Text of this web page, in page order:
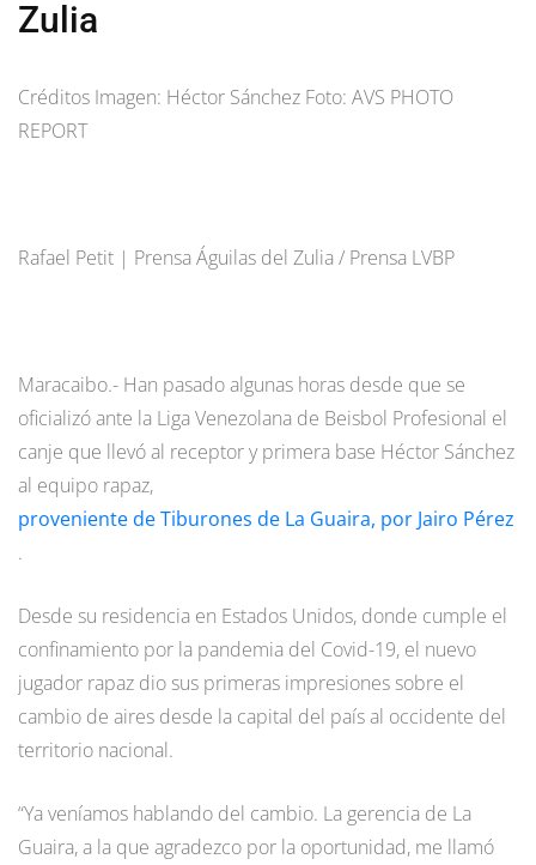
Zulia
Créditos Imagen: Héctor Sánchez Foto: AVS PHOTO
REPORT
Rafael Petit | Prensa Águilas del Zulia / Prensa LVBP
Maracaibo.- Han pasado algunas horas desde que se
oficializó ante la Liga Venezolana de Beisbol Profesional el
canje que llevó al receptor y primera base Héctor Sánchez
al equipo rapaz,
proveniente de Tiburones de La Guaira, por Jairo Pérez
.
Desde su residencia en Estados Unidos, donde cumple el
confinamiento por la pandemia del Covid-19, el nuevo
jugador rapaz dio sus primeras impresiones sobre el
cambio de aires desde la capital del país al occidente del
territorio nacional.
“Ya veníamos hablando del cambio. La gerencia de La
Guaira, a la que agradezco por la oportunidad, me llamó